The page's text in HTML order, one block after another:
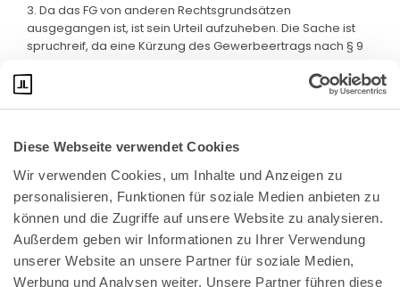
Diese Webseite verwendet Cookies
Wir verwenden Cookies, um Inhalte und Anzeigen zu
personalisieren, Funktionen für soziale Medien anbieten zu
können und die Zugriffe auf unsere Website zu analysieren.
Außerdem geben wir Informationen zu Ihrer Verwendung
unserer Website an unsere Partner für soziale Medien,
Werbung und Analysen weiter. Unsere Partner führen diese
3. Da das FG von anderen Rechtsgrundsätzen
ausgegangen ist, ist sein Urteil aufzuheben. Die Sache ist
spruchreif, da eine Kürzung des Gewerbeertrags nach § 9
Bundeskanzlerplatz 2